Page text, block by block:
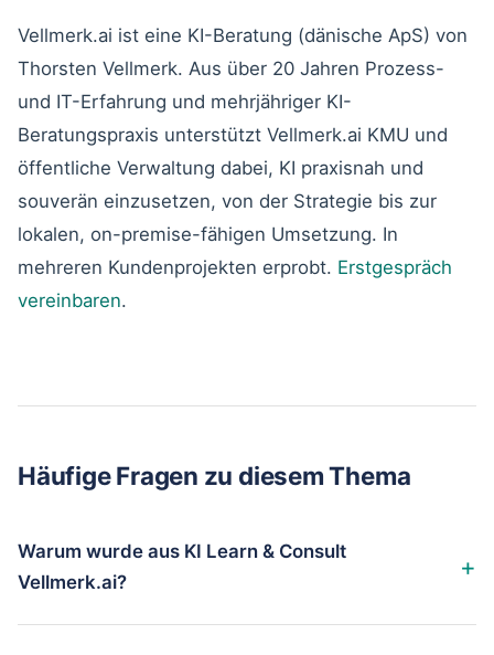
Vellmerk.ai ist eine KI-Beratung (dänische ApS) von
Thorsten Vellmerk. Aus über 20 Jahren Prozess-
und IT-Erfahrung und mehrjähriger KI-
Beratungspraxis unterstützt Vellmerk.ai KMU und
öffentliche Verwaltung dabei, KI praxisnah und
souverän einzusetzen, von der Strategie bis zur
lokalen, on-premise-fähigen Umsetzung. In
mehreren Kundenprojekten erprobt. Erstgespräch
vereinbaren.
Häufige Fragen zu diesem Thema
Warum wurde aus KI Learn & Consult
Vellmerk.ai?